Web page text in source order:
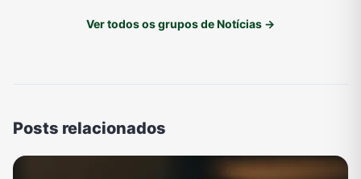
Ver todos os grupos de Notícias →
Posts relacionados